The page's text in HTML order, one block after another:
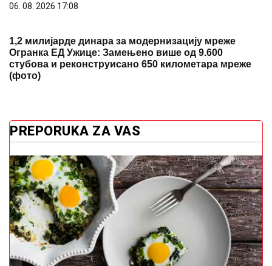
06. 08. 2026 17:08
1,2 милијарде динара за модернизацију мреже
Огранка ЕД Ужице: Замењено више од 9.600
стубова и реконструисано 650 километара мреже
(фото)
PREPORUKA ZA VAS